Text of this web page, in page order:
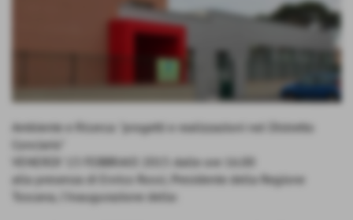
Ambiente e Ricerca: "progetti e realizzazioni nel Distretto
Conciario"
VENERDI' 13 FEBBRAIO 2015 dalle ore 16.00
alla presenza di Enrico Rossi, Presidente della Regione
Toscana, l'inaugurazione della: